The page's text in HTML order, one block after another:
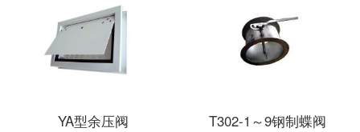
YA型余压阀 T302-1～9钢制蝶阀